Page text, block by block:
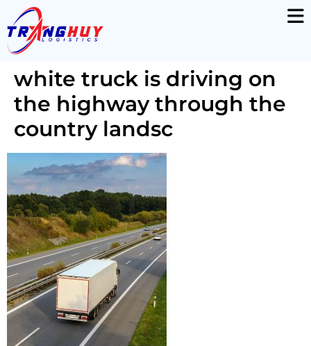
white truck is driving on
the highway through the
country landsc